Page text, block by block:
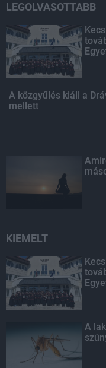
LEGOLVASOTTABB
A közgyűlés kiáll a
mellett
KIEMELT
A